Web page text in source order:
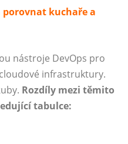
porovnat kuchaře a
nástroje DevOps pro
infrastruktury.
Rozdíly mezi těmito
tabulce: